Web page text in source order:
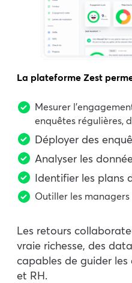
La plateforme Zest
Mesurer
enquêtes régulières,
Déployer des
Analyser les
Identifier les plans
Outiller les
Les retours
vraie richesse, des
capables de guider
et RH.